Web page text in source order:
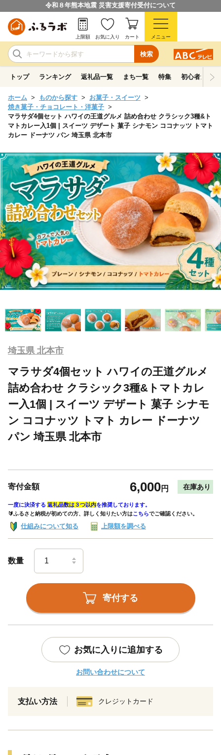
令和８年熊本地震 災害支援寄付受付について
検索
上限額 お気に入り カート メニュー
トップ ランキング 返礼品一覧 まち一覧 特集 初心者ガイド
ホーム ものから探す
お菓子・スイーツ
焼き菓子・チョコレート・洋菓子
マラサダ4個セット ハワイの王道グルメ 詰め合わせ クラシック3種&ト
マトカレー入1個 | スイーツ デザート 菓子 シナモン ココナッツ トマト
カレー ドーナツ パン 埼玉県 北本市
埼玉県 北本市
マラサダ4個セット ハワイの王道グルメ
詰め合わせ クラシック3種&トマトカレ
ー入1個 | スイーツ デザート 菓子 シナモ
ン ココナッツ トマト カレー ドーナツ
パン 埼玉県 北本市
寄付金額 6,000円 在庫あり
一度に決済する 返礼品数は３つ以内を推奨しております。
🔰ふるさと納税が初めての方、詳しく知りたい方はこちらでご確認ください。
仕組みについて知る 上限額を調べる
数量
寄付する
お気に入りに追加する
お問い合わせについて
支払い方法 クレジットカード